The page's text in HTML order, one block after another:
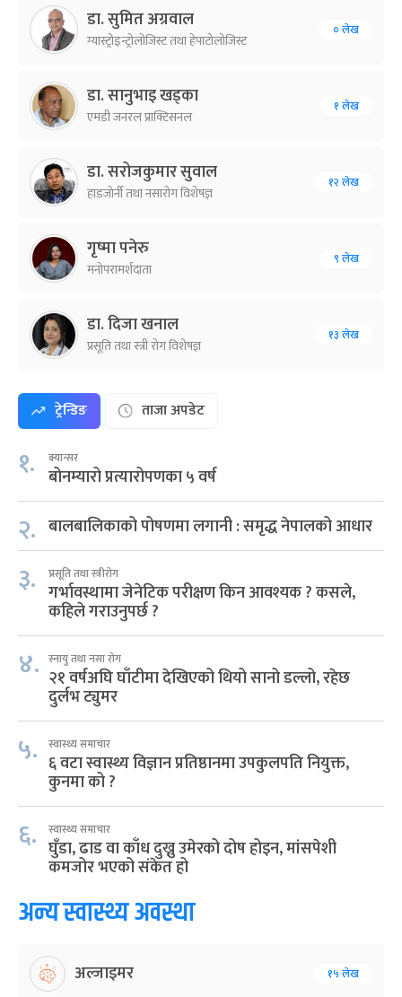
डा. सुमित अग्रवाल
ग्यास्ट्रोइन्ट्रोलोजिस्ट तथा हेपाटोलोजिस्ट
० लेख
डा. सानुभाइ खड्का
एमडी जनरल प्राक्टिसनल
१ लेख
डा. सरोजकुमार सुवाल
हाडजोर्नी तथा नसारोग विशेषज्ञ
१२ लेख
गृष्मा पनेरु
मनोपरामर्शदाता
९ लेख
डा. दिजा खनाल
प्रसूति तथा स्त्री रोग विशेषज्ञ
१३ लेख
ट्रेन्डिङ ताजा अपडेट
१. क्यान्सर
बोनम्यारो प्रत्यारोपणका ५ वर्ष
२. बालबालिकाको पोषणमा लगानी : समृद्ध नेपालको आधार
३. प्रसूति तथा स्त्रीरोग
गर्भावस्थामा जेनेटिक परीक्षण किन आवश्यक ? कसले,
कहिले गराउनुपर्छ ?
४. स्नायु तथा नसा रोग
२१ वर्षअघि घाँटीमा देखिएको थियो सानो डल्लो, रहेछ
दुर्लभ ट्युमर
५. स्वास्थ्य समाचार
६ वटा स्वास्थ्य विज्ञान प्रतिष्ठानमा उपकुलपति नियुक्त,
कुनमा को ?
६. स्वास्थ्य समाचार
घुँडा, ढाड वा काँध दुख्नु उमेरको दोष होइन, मांसपेशी
कमजोर भएको संकेत हो
अन्य स्वास्थ्य अवस्था
अल्जाइमर १५ लेख